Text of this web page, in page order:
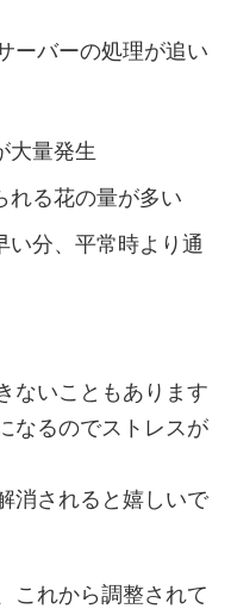
ーバーの処理が追い
大量発生
れる花の量が多い
い分、平常時より通
ないこともあります
なるのでストレスが
消されると嬉しいで
これから調整されて